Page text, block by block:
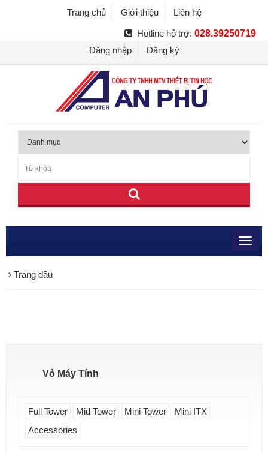
Trang chủ Giới thiệu Liên hệ
Hotline hỗ trợ: 028.39250719
Đăng nhập
Đăng ký
Trang đầu
Vỏ Máy Tính
Full Tower Mid Tower Mini Tower
Mini ITX
Accessories